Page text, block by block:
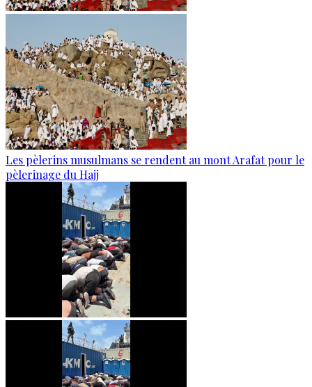
Les pèlerins musulmans se rendent au mont Arafat pour le
pèlerinage du Hajj